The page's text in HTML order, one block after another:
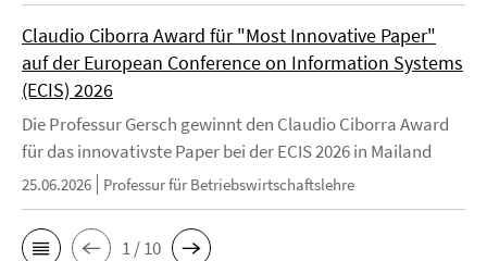
Claudio Ciborra Award für "Most Innovative Paper"
auf der European Conference on Information Systems
(ECIS) 2026
Die Professur Gersch gewinnt den Claudio Ciborra Award
für das innovativste Paper bei der ECIS 2026 in Mailand
25.06.2026 Professur für Betriebswirtschaftslehre
1 / 10